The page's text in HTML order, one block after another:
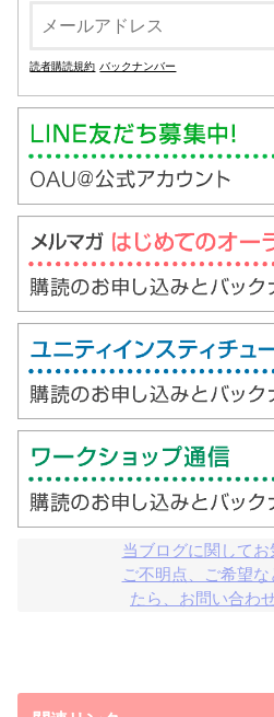
読者購読規約 バックナンバー
当ブログに関してお
ご不明点、ご希望
たら、お問い合わ